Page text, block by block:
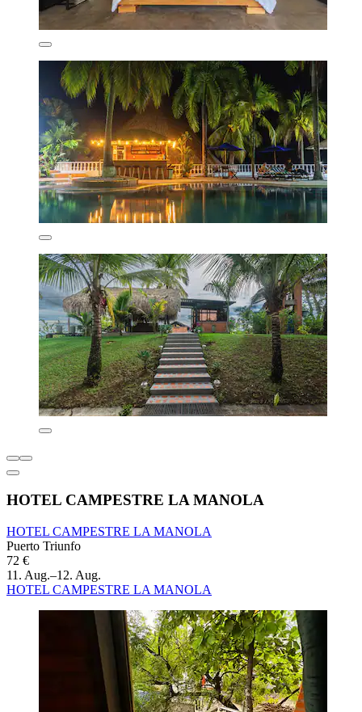
HOTEL CAMPESTRE LA MANOLA
HOTEL CAMPESTRE LA MANOLA
Puerto Triunfo
72 €
11. Aug.–12. Aug.
HOTEL CAMPESTRE LA MANOLA